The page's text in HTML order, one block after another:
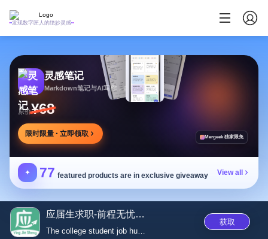
发现数字匠人的绝妙灵感
灵感笔记
Markdown笔记与AI写作，多方式整理同步笔记
原价¥68
限时限量 · 立即领取 Mergeek 独家限免
✦ 77 featured products are in exclusive giveaway View all
应届生求职-前程无忧51Job...
The college student job huntin...
获取